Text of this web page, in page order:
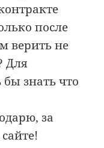
после
верить не
Для
знать что
за